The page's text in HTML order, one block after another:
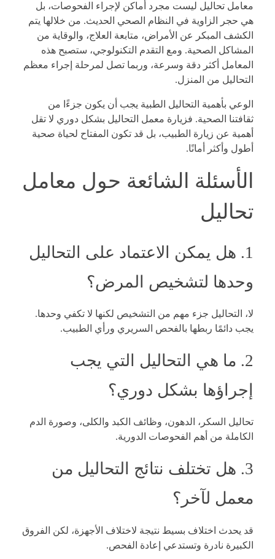
معامل تحاليل ليست مجرد أماكن لإجراء الفحوصات، بل
هي حجر الزاوية في النظام الصحي الحديث. من خلالها يتم
الكشف المبكر عن الأمراض، متابعة العلاج، والوقاية من
المشاكل الصحية. ومع التقدم التكنولوجي، ستصبح هذه
المعامل أكثر دقة وسرعة، وربما تصل لمرحلة إجراء معظم
التحاليل من المنزل.
الوعي بأهمية التحاليل الطبية يجب أن يكون جزءًا من
ثقافتنا الصحية. فزيارة معمل التحاليل بشكل دوري لا تقل
أهمية عن زيارة الطبيب، بل قد تكون المفتاح لحياة صحية
أطول وأكثر أمانًا.
الأسئلة الشائعة حول معامل
تحاليل
1. هل يمكن الاعتماد على التحاليل
وحدها لتشخيص المرض؟
لا، التحاليل جزء مهم من التشخيص لكنها لا تكفي وحدها.
يجب دائمًا ربطها بالفحص السريري ورأي الطبيب.
2. ما هي التحاليل التي يجب
إجراؤها بشكل دوري؟
تحاليل السكر، الدهون، وظائف الكبد والكلى، وصورة الدم
الكاملة من أهم الفحوصات الدورية.
3. هل تختلف نتائج التحاليل من
معمل لآخر؟
قد يحدث اختلاف بسيط نتيجة لاختلاف الأجهزة، لكن الفروق
الكبيرة نادرة وتستدعي إعادة الفحص.